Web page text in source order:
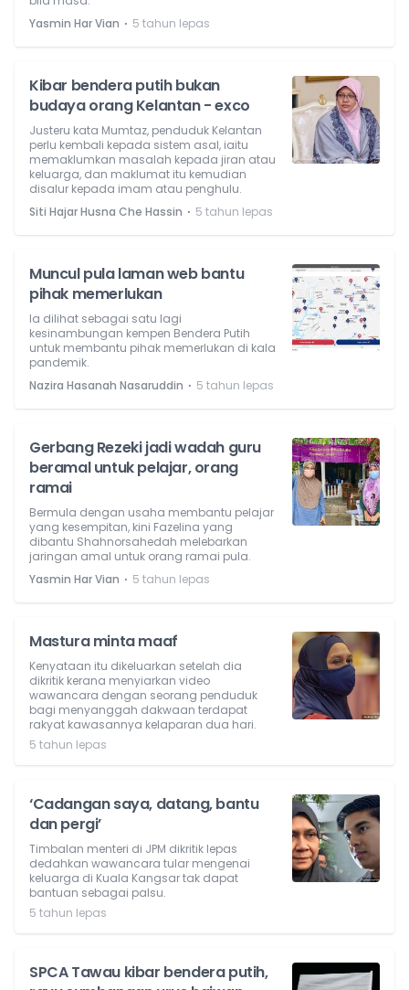
Yasmin Har Vian ⋅ 5 tahun lepas
Kibar bendera putih bukan
budaya orang Kelantan - exco
Justeru kata Mumtaz, penduduk Kelantan
perlu kembali kepada sistem asal, iaitu
memaklumkan masalah kepada jiran atau
keluarga, dan maklumat itu kemudian
disalur kepada imam atau penghulu.
Siti Hajar Husna Che Hassin ⋅ 5 tahun lepas
Muncul pula laman web bantu
pihak memerlukan
Ia dilihat sebagai satu lagi
kesinambungan kempen Bendera Putih
untuk membantu pihak memerlukan di kala
pandemik.
Nazira Hasanah Nasaruddin ⋅ 5 tahun lepas
Gerbang Rezeki jadi wadah guru
beramal untuk pelajar, orang
ramai
Bermula dengan usaha membantu pelajar
yang kesempitan, kini Fazelina yang
dibantu Shahnorsahedah melebarkan
jaringan amal untuk orang ramai pula.
Yasmin Har Vian ⋅ 5 tahun lepas
Mastura minta maaf
Kenyataan itu dikeluarkan setelah dia
dikritik kerana menyiarkan video
wawancara dengan seorang penduduk
bagi menyanggah dakwaan terdapat
rakyat kawasannya kelaparan dua hari.
5 tahun lepas
‘Cadangan saya, datang, bantu
dan pergi’
Timbalan menteri di JPM dikritik lepas
dedahkan wawancara tular mengenai
keluarga di Kuala Kangsar tak dapat
bantuan sebagai palsu.
5 tahun lepas
SPCA Tawau kibar bendera putih,